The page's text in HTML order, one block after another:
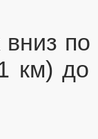
вниз
км) до